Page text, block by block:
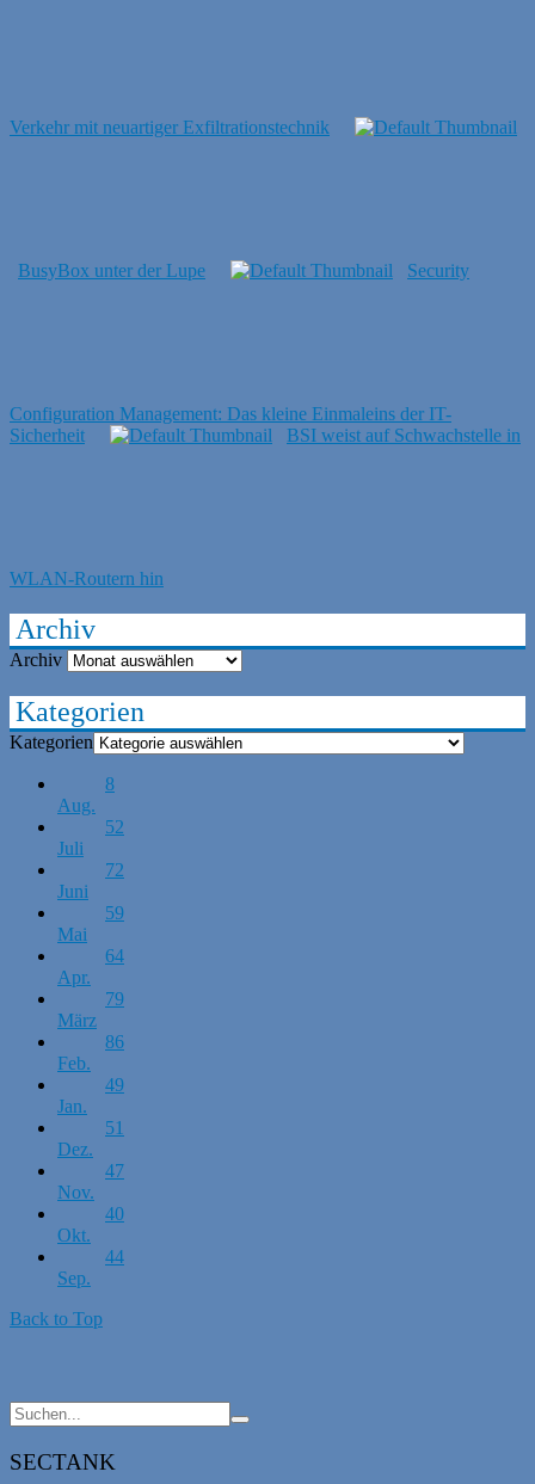
Verkehr mit neuartiger Exfiltrationstechnik
BusyBox unter der Lupe Security
Configuration Management: Das kleine Einmaleins der IT-
Sicherheit
BSI weist auf Schwachstelle in
WLAN-Routern hin
Archiv
Archiv
Kategorien
Kategorien
8
Aug.
52
Juli
72
Juni
59
Mai
64
Apr.
79
März
86
Feb.
49
Jan.
51
Dez.
47
Nov.
40
Okt.
44
Sep.
Back to Top
SECTANK